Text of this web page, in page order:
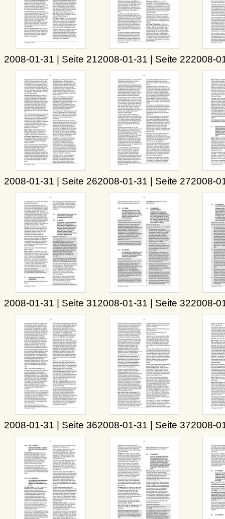
2008-01-31 | Seite 212008-01-31 | Seite 222008-
2008-01-31 | Seite 262008-01-31 | Seite 272008-
2008-01-31 | Seite 312008-01-31 | Seite 322008-
2008-01-31 | Seite 362008-01-31 | Seite 372008-